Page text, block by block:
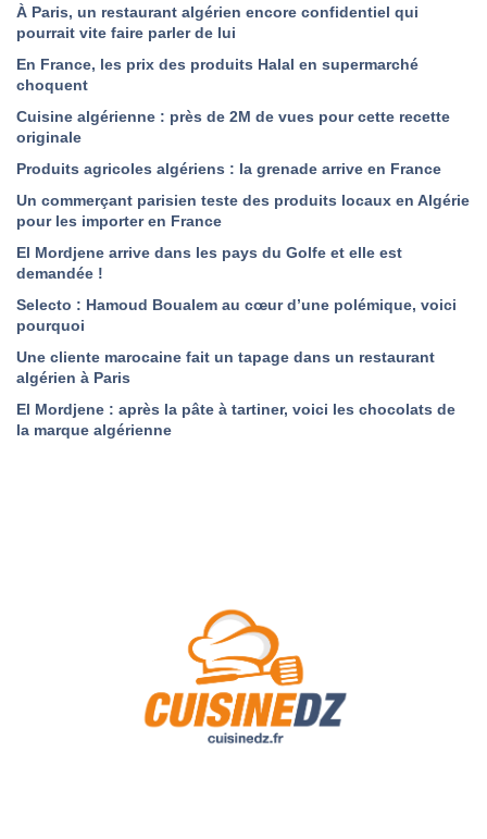
À Paris, un restaurant algérien encore confidentiel qui
pourrait vite faire parler de lui
En France, les prix des produits Halal en supermarché
choquent
Cuisine algérienne : près de 2M de vues pour cette recette
originale
Produits agricoles algériens : la grenade arrive en France
Un commerçant parisien teste des produits locaux en Algérie
pour les importer en France
El Mordjene arrive dans les pays du Golfe et elle est
demandée !
Selecto : Hamoud Boualem au cœur d’une polémique, voici
pourquoi
Une cliente marocaine fait un tapage dans un restaurant
algérien à Paris
El Mordjene : après la pâte à tartiner, voici les chocolats de
la marque algérienne